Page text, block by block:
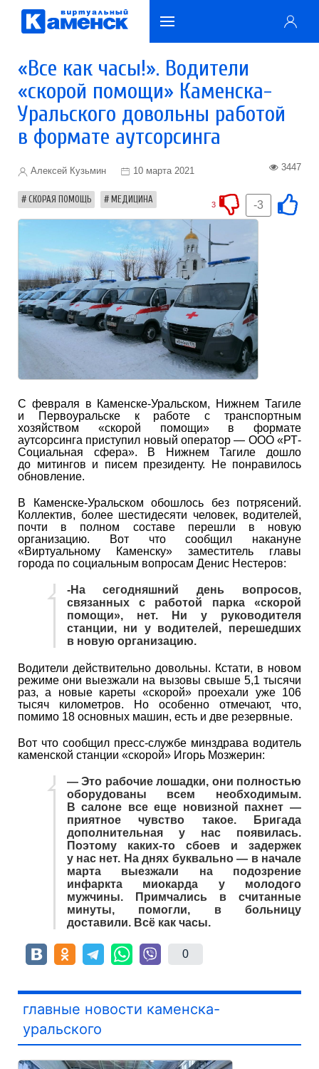
«Все как часы!». Водители
«скорой помощи» Каменска-
Уральского довольны работой
в формате аутсорсинга
Алексей Кузьмин 10 марта 2021 3447
СКОРАЯ ПОМОЩЬ МЕДИЦИНА -3
3
С февраля в Каменске-Уральском, Нижнем Тагиле
и Первоуральске к работе с транспортным
хозяйством «скорой помощи» в формате
аутсорсинга приступил новый оператор — ООО «РТ-
Социальная сфера». В Нижнем Тагиле дошло
до митингов и писем президенту. Не понравилось
обновление.
В Каменске-Уральском обошлось без потрясений.
Коллектив, более шестидесяти человек, водителей,
почти в полном составе перешли в новую
организацию. Вот что сообщил накануне
«Виртуальному Каменску» заместитель главы
города по социальным вопросам Денис Нестеров:
-На сегодняшний день вопросов,
связанных с работой парка «скорой
помощи», нет. Ни у руководителя
станции, ни у водителей, перешедших
в новую организацию.
Водители действительно довольны. Кстати, в новом
режиме они выезжали на вызовы свыше 5,1 тысячи
раз, а новые кареты «скорой» проехали уже 106
тысяч километров. Но особенно отмечают, что,
помимо 18 основных машин, есть и две резервные.
Вот что сообщил пресс-службе минздрава водитель
каменской станции «скорой» Игорь Мозжерин:
— Это рабочие лошадки, они полностью
оборудованы всем необходимым.
В салоне все еще новизной пахнет —
приятное чувство такое. Бригада
дополнительная у нас появилась.
Поэтому каких-то сбоев и задержек
у нас нет. На днях буквально — в начале
марта выезжали на подозрение
инфаркта миокарда у молодого
мужчины. Примчались в считанные
минуты, помогли, в больницу
доставили. Всё как часы.
0
главные новости каменска-
уральского